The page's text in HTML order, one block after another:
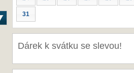
31
Dárek k svátku se slevou!